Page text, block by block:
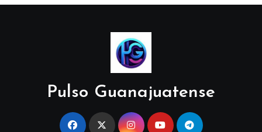
Pulso Guanajuatense